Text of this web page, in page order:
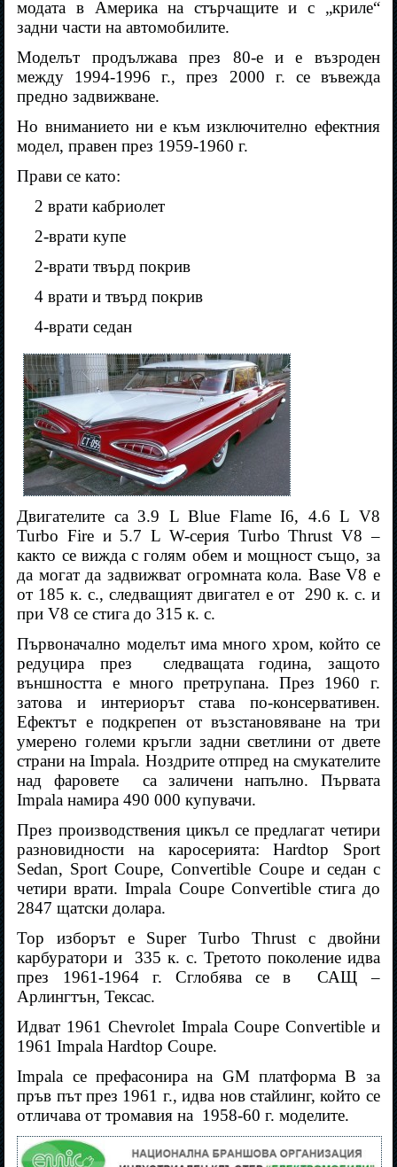
модата в Америка на стърчащите и с „криле“
задни части на автомобилите.
Моделът продължава през 80-е и е възроден
между 1994-1996 г., през 2000 г. се въвежда
предно задвижване.
Но вниманието ни е към изключително ефектния
модел, правен през 1959-1960 г.
Прави се като:
2 врати кабриолет
2-врати купе
2-врати твърд покрив
4 врати и твърд покрив
4-врати седан
Двигателите са 3.9 L Blue Flame I6, 4.6 L V8
Turbo Fire и 5.7 L W-серия Turbo Thrust V8 –
както се вижда с голям обем и мощност също, за
да могат да задвижват огромната кола. Base V8 е
от 185 к. с., следващият двигател е от 290 к. с. и
при V8 се стига до 315 к. с.
Първоначално моделът има много хром, който се
редуцира през
следващата година, защото
външността е много претрупана. През 1960 г.
затова и интериорът става по-консервативен.
Ефектът е подкрепен от възстановяване на три
умерено големи кръгли задни светлини от двете
страни на Impala. Ноздрите отпред на смукателите
над фаровете
са заличени напълно. Първата
Impala намира 490 000 купувачи.
През производствения цикъл се предлагат четири
разновидности на каросерията: Hardtop Sport
Sedan, Sport Coupe, Convertible Coupe и седан с
четири врати. Impala Coupe Convertible стига до
2847 щатски долара.
Top изборът е Super Turbo Thrust с двойни
карбуратори и
335 к. с. Третото поколение идва
през 1961-1964 г. Сглобява се в
САЩ –
Арлингтън, Тексас.
Идват 1961 Chevrolet Impala Coupe Convertible и
1961 Impala Hardtop Coupe.
Impala се префасонира на GM платформа B за
пръв път през 1961 г., идва нов стайлинг, който се
отличава от тромавия на 1958-60 г. моделите.